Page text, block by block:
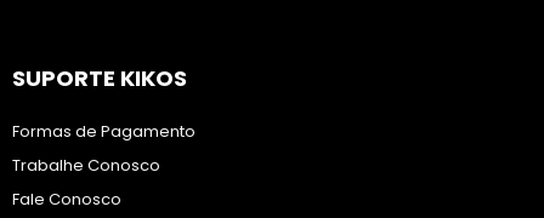
SUPORTE KIKOS
Formas de Pagamento
Trabalhe Conosco
Fale Conosco